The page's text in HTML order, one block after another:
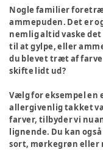
Nogle familier
ammepuden. Det er
nemlig altid vaske
til at gylpe, eller
du blevet træt af
skifte lidt ud?
Vælg for eksempel en
allergivenlig takket
farver, tilbyder vi
lignende. Du kan
sort, mørkegrøn eller